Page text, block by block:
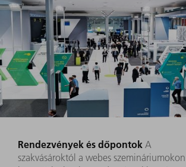
Rendezvények és dőpontok A
szakvásároktól a webes szemináriumokon